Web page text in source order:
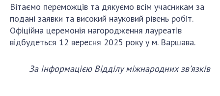
Підготовка наукових кадрів
Робота з молоддю
Вітаємо переможців та дякуємо всім учасникам за
подані заявки та високий науковий рівень робіт.
Офіційна церемонія нагородження лауреатів
відбудеться 12 вересня 2025 року у м. Варшава.
За інформацією Відділу міжнародних зв’язків